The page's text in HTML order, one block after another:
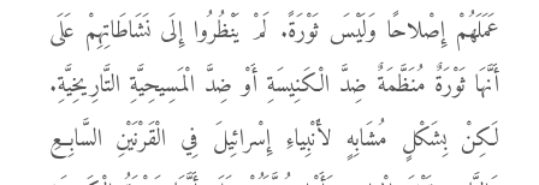
عَمَلَهُمْ إِصْلاحًا وَلَيْسَ ثَوْرَةً. لَمْ يَنْظُرُوا إِلَى نَشَاطَاتِهِمْ عَلَى
أَنَّهَا ثَوْرَةٌ مُنَظَّمَةٌ ضِدَّ الْكَنِيسَةِ أَوْ ضِدَّ الْمَسِيحِيَّةِ التَّارِيخِيَّةِ.
لَكِنْ بِشَكْلٍ مُشَابِهٍ لأَنْبِياءِ إِسْرائِيلَ فِي الْقَرْنَيْنِ السَّابِعِ